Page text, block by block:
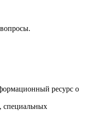
ресурс о
специальных